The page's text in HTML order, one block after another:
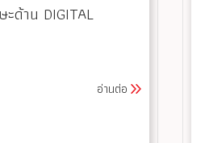
ด้าน DIGITAL
อ่านต่อ